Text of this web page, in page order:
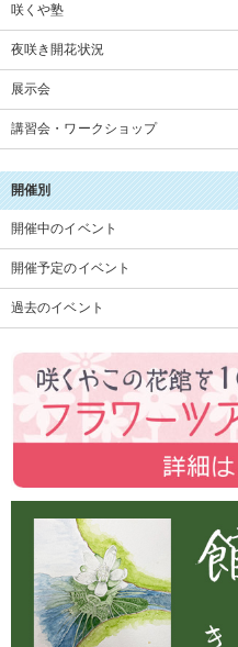
咲くや塾
夜咲き開花状況
展示会
講習会・ワークショップ
開催別
開催中のイベント
開催予定のイベント
過去のイベント